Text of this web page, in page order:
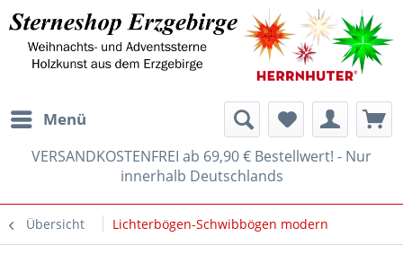
Menü
VERSANDKOSTENFREI ab 69,90 € Bestellwert! - Nur
innerhalb Deutschlands
Übersicht Lichterbögen-Schwibbögen modern